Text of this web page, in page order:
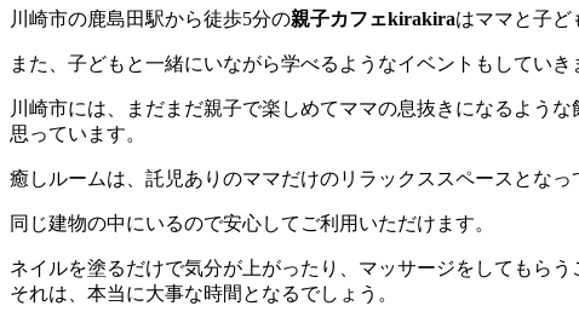
川崎市の鹿島田駅から徒歩5分の親子カフェkirakiraはママと子ど
また、子どもと一緒にいながら学べるようなイベントもしていき
川崎市には、まだまだ親子で楽しめてママの息抜きになるような
思っています。
癒しルームは、託児ありのママだけのリラックススペースとなっ
同じ建物の中にいるので安心してご利用いただけます。
ネイルを塗るだけで気分が上がったり、マッサージをしてもらう
それは、本当に大事な時間となるでしょう。